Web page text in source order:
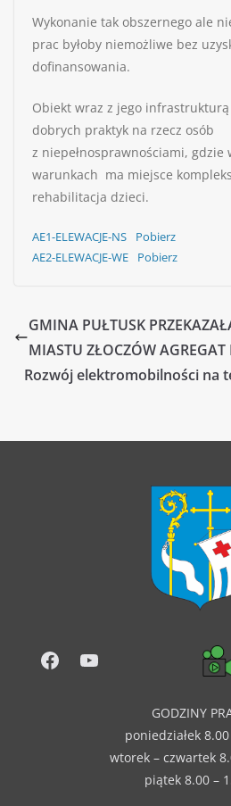
Wykonanie tak obszernego ale
prac byłoby niemożliwe bez
dofinansowania.
Obiekt wraz z jego infrastrukturą
dobrych praktyk na rzecz osób
z niepełnosprawnościami, gdzie
warunkach ma miejsce
rehabilitacja dzieci.
AE1-ELEWACJE-NS
Pobierz
AE2-ELEWACJE-WE
Pobierz
GMINA PUŁTUSK
MIASTU ZŁOCZÓW AGREGAT
Rozwój elektromobilności na
Facebook
YouTube
GODZINY
poniedziałek
wtorek – czwartek
piątek 8.00 –